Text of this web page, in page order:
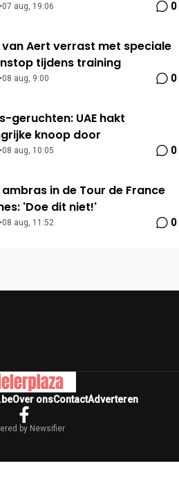
•07 aug, 19:06 0
Aert verrast met speciale
tijdens training
•08 aug, 9:00 0
geruchten: UAE hakt
knoop door
•08 aug, 10:05 0
ambras in de Tour de France
'Doe dit niet!'
•08 aug, 11:52 0
Over onsContactAdverteren
by Newsifier